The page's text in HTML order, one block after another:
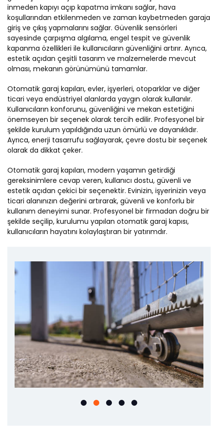
inmeden kapıyı açıp kapatma imkanı sağlar, hava
koşullarından etkilenmeden ve zaman kaybetmeden garaja
giriş ve çıkış yapmalarını sağlar. Güvenlik sensörleri
sayesinde çarpışma algılama, engel tespit ve güvenlik
kapanma özellikleri ile kullanıcıların güvenliğini artırır. Ayrıca,
estetik açıdan çeşitli tasarım ve malzemelerde mevcut
olması, mekanın görünümünü tamamlar.
Otomatik garaj kapıları, evler, işyerleri, otoparklar ve diğer
ticari veya endüstriyel alanlarda yaygın olarak kullanılır.
Kullanıcıların konforunu, güvenliğini ve mekan estetiğini
önemseyen bir seçenek olarak tercih edilir. Profesyonel bir
şekilde kurulum yapıldığında uzun ömürlü ve dayanıklıdır.
Ayrıca, enerji tasarrufu sağlayarak, çevre dostu bir seçenek
olarak da dikkat çeker.
Otomatik garaj kapıları, modern yaşamın getirdiği
gereksinimlere cevap veren, kullanıcı dostu, güvenli ve
estetik açıdan çekici bir seçenektir. Evinizin, işyerinizin veya
ticari alanınızın değerini artırarak, güvenli ve konforlu bir
kullanım deneyimi sunar. Profesyonel bir firmadan doğru bir
şekilde seçilip, kurulumu yapılan otomatik garaj kapısı,
kullanıcıların hayatını kolaylaştıran bir yatırımdır.